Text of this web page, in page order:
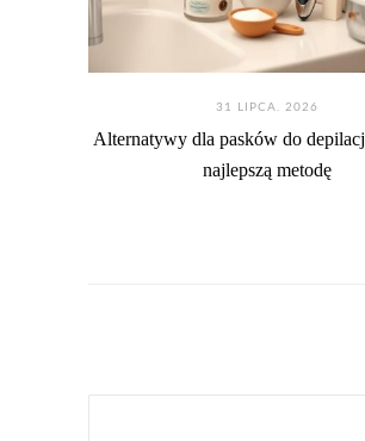
31 LIPCA. 2026
Alternatywy dla pasków do
najlepszą metodę